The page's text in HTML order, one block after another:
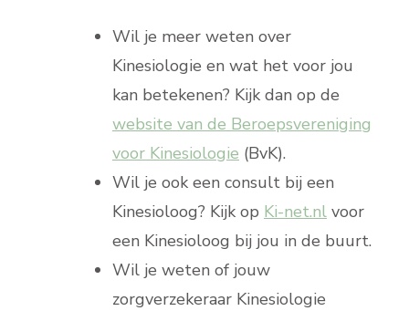
Wil je meer weten over
Kinesiologie en wat het voor jou
kan betekenen? Kijk dan op de
website van de Beroepsvereniging
voor Kinesiologie (BvK).
Wil je ook een consult bij een
Kinesioloog? Kijk op Ki-net.nl voor
een Kinesioloog bij jou in de buurt.
Wil je weten of jouw
zorgverzekeraar Kinesiologie